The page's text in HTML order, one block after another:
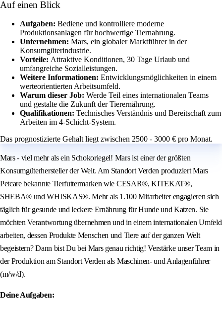
Auf einen Blick
Aufgaben: Bediene und kontrolliere moderne
Produktionsanlagen für hochwertige Tiernahrung.
Unternehmen: Mars, ein globaler Marktführer in der
Konsumgüterindustrie.
Vorteile: Attraktive Konditionen, 30 Tage Urlaub und
umfangreiche Sozialleistungen.
Weitere Informationen: Entwicklungsmöglichkeiten in einem
werteorientierten Arbeitsumfeld.
Warum dieser Job: Werde Teil eines internationalen Teams
und gestalte die Zukunft der Tierernährung.
Qualifikationen: Technisches Verständnis und Bereitschaft zum
Arbeiten im 4-Schicht-System.
Das prognostizierte Gehalt liegt zwischen 2500 - 3000 € pro Monat.
Mars - viel mehr als ein Schokoriegel! Mars ist einer der größten
Konsumgüterhersteller der Welt. Am Standort Verden produziert Mars
Petcare bekannte Tierfuttermarken wie CESAR®, KITEKAT®,
SHEBA® und WHISKAS®. Mehr als 1.100 Mitarbeiter engagieren sich
täglich für gesunde und leckere Ernährung für Hunde und Katzen. Sie
möchten Verantwortung übernehmen und in einem internationalen Umfeld
arbeiten, dessen Produkte Menschen und Tiere auf der ganzen Welt
begeistern? Dann bist Du bei Mars genau richtig! Verstärke unser Team in
der Produktion am Standort Verden als Maschinen- und Anlagenführer
(m/w/d).
Deine Aufgaben: